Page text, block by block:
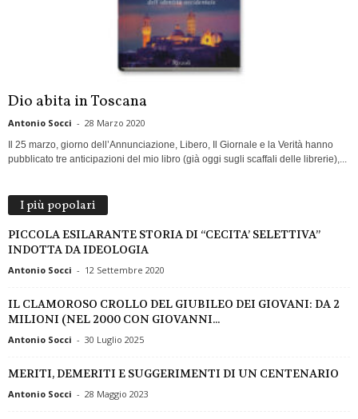
Dio abita in Toscana
Antonio Socci - 28 Marzo 2020
Il 25 marzo, giorno dell’Annunciazione, Libero, Il Giornale e la Verità hanno
pubblicato tre anticipazioni del mio libro (già oggi sugli scaffali delle librerie),...
I più popolari
PICCOLA ESILARANTE STORIA DI “CECITA’ SELETTIVA”
INDOTTA DA IDEOLOGIA
Antonio Socci - 12 Settembre 2020
IL CLAMOROSO CROLLO DEL GIUBILEO DEI GIOVANI: DA 2
MILIONI (NEL 2000 CON GIOVANNI...
Antonio Socci - 30 Luglio 2025
MERITI, DEMERITI E SUGGERIMENTI DI UN CENTENARIO
Antonio Socci - 28 Maggio 2023